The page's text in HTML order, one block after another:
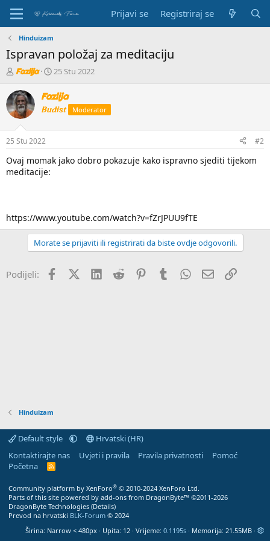
Prijavi se Registriraj se
Hinduizam
Ispravan položaj za meditaciju
P
k
r
e
a
č
t
e
Fazlija
D
t
u
m
č
e
25 Stu 2022
Fazlija
Budist Moderator
25 Stu 2022 #2
Ovaj momak jako dobro pokazuje kako ispravno sjediti tijekom
meditacije:
https://www.youtube.com/watch?v=fZrJPUU9fTE
Morate se prijaviti ili registrirati da biste ovdje odgovorili.
Podijeli: FacebookX (Twitter)
LinkedIn
Reddit PinterestTumblrWhatsApp
EmailVeza
Hinduizam
Default style
Hrvatski (HR)
Kontaktirajte nas
Uvjeti i pravila Pravila privatnosti
Pomoć
Početna
R
Community platform by XenForo® © 2010-2024 XenForo Ltd.
Parts of this site powered by add-ons from DragonByte™ ©2011-2026
DragonByte Technologies (Details)
Prevod na hrvatski BLK-Forum © 2024
Širina
Upita 12 Vrijeme 0.1195s Memorija 21.55MB